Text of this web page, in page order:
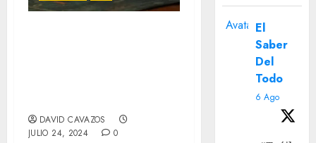
DAVID CAVAZOS
JULIO 24, 2024
0
Avatar El
Saber
Del
Todo
6 Ago